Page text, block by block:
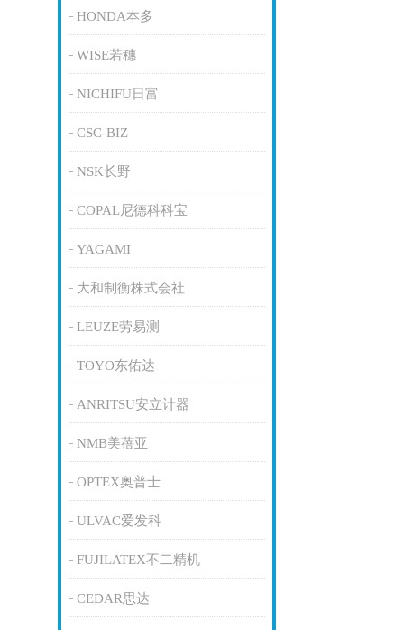
HONDA本多
WISE若穗
NICHIFU日富
CSC-BIZ
NSK长野
COPAL尼德科科宝
YAGAMI
大和制衡株式会社
LEUZE劳易测
TOYO东佑达
ANRITSU安立计器
NMB美蓓亚
OPTEX奥普士
ULVAC爱发科
FUJILATEX不二精机
CEDAR思达